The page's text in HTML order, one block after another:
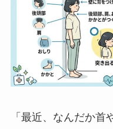
「最近、なんだか